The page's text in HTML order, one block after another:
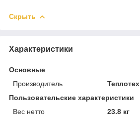
Скрыть
Характеристики
Основные
Производитель
Теплотех
Пользовательские характеристики
Вес нетто
23.8 кг